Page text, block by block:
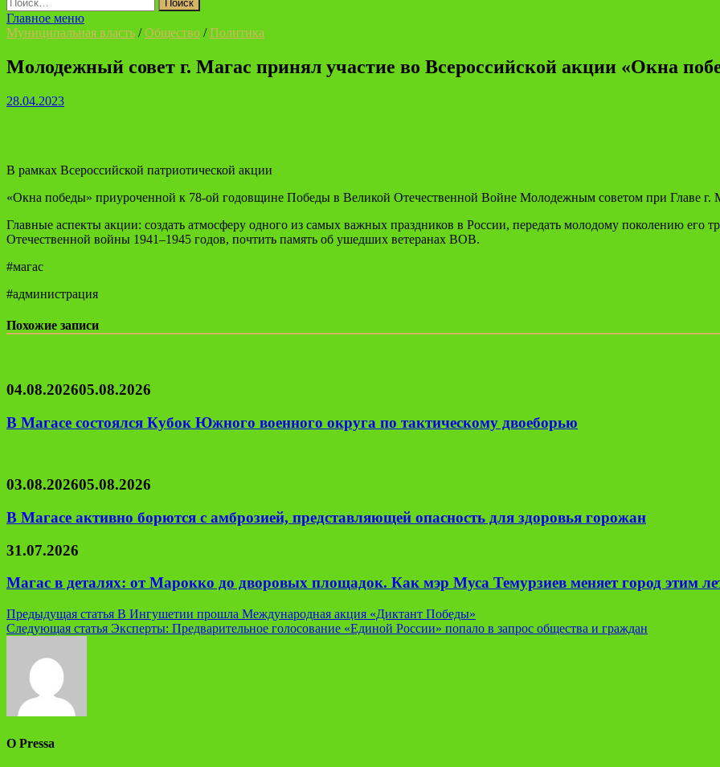
Главное меню
Муниципальная власть /Общество /Политика
Молодежный совет г. Магас принял участие во Всероссийской акции «Окна
28.04.2023
В рамках Всероссийской патриотической акции
«Окна победы» приуроченной к 78-ой годовщине Победы в Великой Отечественной Войне Молодежным советом при Главе г.
Главные аспекты акции: создать атмосферу одного из самых важных праздников в России, передать молодому поколению его
Отечественной войны 1941–1945 годов, почтить память об ушедших ветеранах ВОВ.
#магас
#администрация
Похожие записи
04.08.202605.08.2026
В Магасе состоялся Кубок Южного военного округа по тактическому двоеборью
03.08.202605.08.2026
В Магасе активно борются с амброзией, представляющей опасность для здоровья горожан
31.07.2026
Магас в деталях: от Марокко до дворовых площадок. Как мэр Муса Темурзиев меняет город этим
Навигация
по
записям
Предыдущая статья В Ингушетии прошла Международная акция «Диктант Победы»
Следующая статья Эксперты: Предварительное голосование «Единой России» попало в запрос общества и граждан
О Pressa